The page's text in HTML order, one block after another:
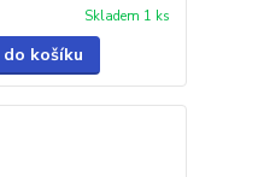
Skladem 1 ks
košíku